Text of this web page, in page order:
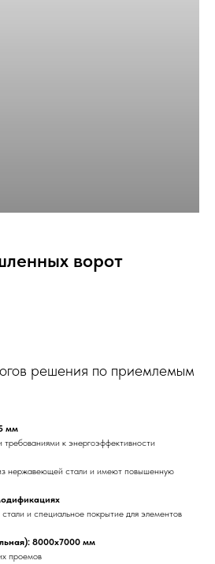
ворот
решения по приемлемым
мм
к энергоэффективности
нержавеющей стали и имеют повышенную
и специальное покрытие для элементов
8000х7000 мм
проемов